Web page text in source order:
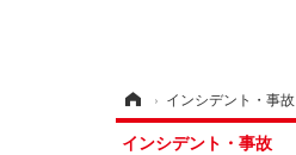
› インシデント・事故
インシデント・事故